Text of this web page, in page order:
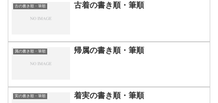
古の書き順・筆順 古着の書き順・筆順
属の書き順・筆順 帰属の書き順・筆順
実の書き順・筆順 着実の書き順・筆順